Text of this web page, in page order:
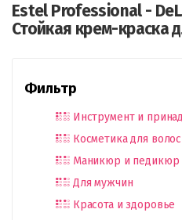
Estel Professional -
Стойкая крем-краска
Фильтр
Инструмент и
Косметика для волос
Маникюр и педикюр
Для мужчин
Красота и здоровье